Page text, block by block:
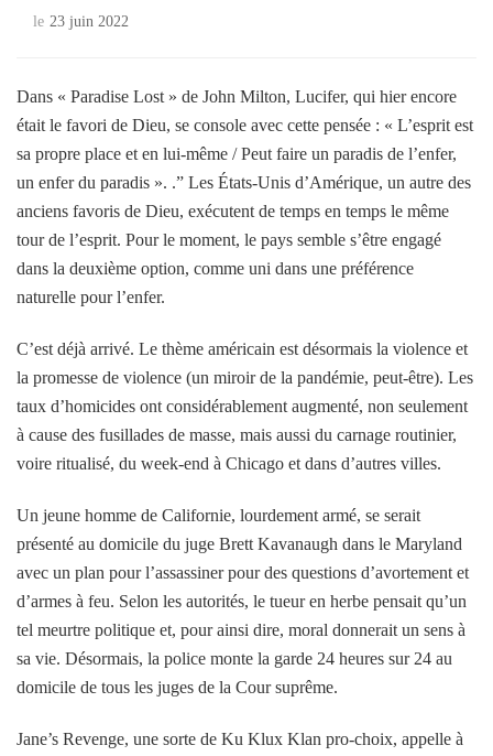
le 23 juin 2022
Dans « Paradise Lost » de John Milton, Lucifer, qui hier encore
était le favori de Dieu, se console avec cette pensée : « L’esprit est
sa propre place et en lui-même / Peut faire un paradis de l’enfer,
un enfer du paradis ». .” Les États-Unis d’Amérique, un autre des
anciens favoris de Dieu, exécutent de temps en temps le même
tour de l’esprit. Pour le moment, le pays semble s’être engagé
dans la deuxième option, comme uni dans une préférence
naturelle pour l’enfer.
C’est déjà arrivé. Le thème américain est désormais la violence et
la promesse de violence (un miroir de la pandémie, peut-être). Les
taux d’homicides ont considérablement augmenté, non seulement
à cause des fusillades de masse, mais aussi du carnage routinier,
voire ritualisé, du week-end à Chicago et dans d’autres villes.
Un jeune homme de Californie, lourdement armé, se serait
présenté au domicile du juge Brett Kavanaugh dans le Maryland
avec un plan pour l’assassiner pour des questions d’avortement et
d’armes à feu. Selon les autorités, le tueur en herbe pensait qu’un
tel meurtre politique et, pour ainsi dire, moral donnerait un sens à
sa vie. Désormais, la police monte la garde 24 heures sur 24 au
domicile de tous les juges de la Cour suprême.
Jane’s Revenge, une sorte de Ku Klux Klan pro-choix, appelle à